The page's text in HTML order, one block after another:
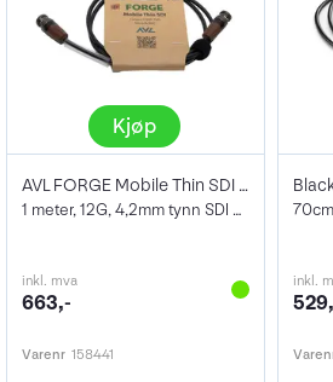
Kjøp
AVL FORGE Mobile Thin SDI Coax 1m
1 meter, 12G, 4,2mm tynn SDI Kabel
inkl. mva
663,-
Varenr 158441
inkl.